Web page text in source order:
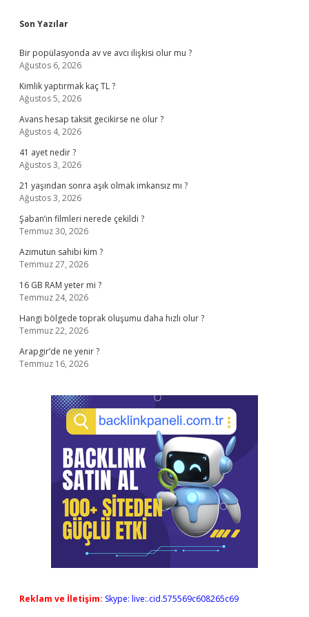
Sidebar
Son Yazılar
Bir popülasyonda av ve avcı ilişkisi olur mu ?
Ağustos 6, 2026
Kimlik yaptırmak kaç TL ?
Ağustos 5, 2026
Avans hesap taksit gecikirse ne olur ?
Ağustos 4, 2026
41 ayet nedir ?
Ağustos 3, 2026
21 yaşından sonra aşık olmak imkansız mı ?
Ağustos 3, 2026
Şaban’ın filmleri nerede çekildi ?
Temmuz 30, 2026
Azimutun sahibi kim ?
Temmuz 27, 2026
16 GB RAM yeter mi ?
Temmuz 24, 2026
Hangi bölgede toprak oluşumu daha hızlı olur ?
Temmuz 22, 2026
Arapgir’de ne yenir ?
Temmuz 16, 2026
Reklam ve İletişim: Skype: live:.cid.575569c608265c69